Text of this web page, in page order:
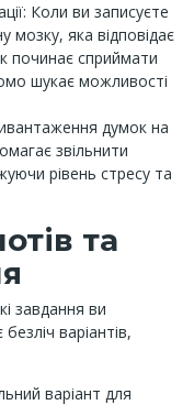
Коли ви записуєте
мозку, яка відповідає
починає сприймати
шукає можливості
думок на
звільнити
рівень стресу та
та
завдання ви
варіантів,
варіант для